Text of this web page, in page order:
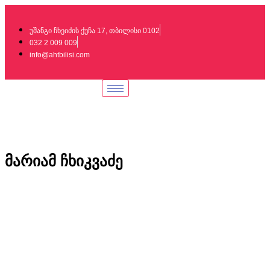
უშანგი ჩხეიძის ქუჩა 17, თბილისი 0102
032 2 009 009
info@ahtbilisi.com
მარიამ ჩხიკვაძე